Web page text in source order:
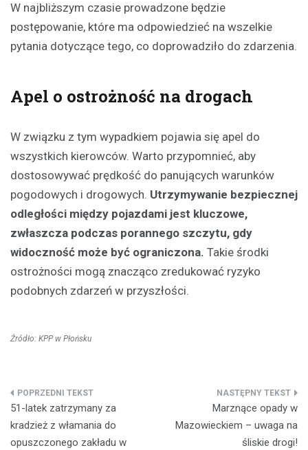
W najbliższym czasie prowadzone będzie
postępowanie, które ma odpowiedzieć na wszelkie
pytania dotyczące tego, co doprowadziło do zdarzenia.
Apel o ostrożność na drogach
W związku z tym wypadkiem pojawia się apel do
wszystkich kierowców. Warto przypomnieć, aby
dostosowywać prędkość do panujących warunków
pogodowych i drogowych. Utrzymywanie bezpiecznej
odległości między pojazdami jest kluczowe,
zwłaszcza podczas porannego szczytu, gdy
widoczność może być ograniczona. Takie środki
ostrożności mogą znacząco zredukować ryzyko
podobnych zdarzeń w przyszłości.
Źródło: KPP w Płońsku
Nawigacja
wpisu
51-latek zatrzymany za
kradzież z włamania do
opuszczonego zakładu w
Marznące opady w
Mazowieckiem – uwaga na
śliskie drogi!